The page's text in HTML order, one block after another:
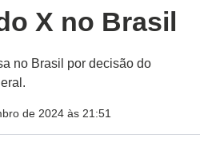
X no Brasil
no Brasil por decisão do
de 2024 às 21:51